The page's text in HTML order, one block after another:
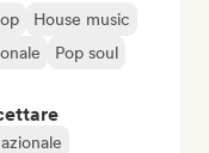
House music
Pop soul